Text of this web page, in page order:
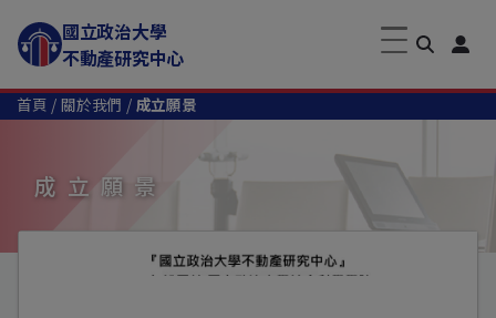
國立政治大學
不動產研究中心
首頁 關於我們 成立願景
成立願景